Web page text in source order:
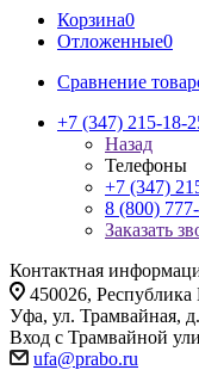
Корзина0
Отложенные0
Сравнение
+7 (347) 215-18-
Назад
Телефоны
+7 (347)
8 (800)
Заказать
Контактная
450026, Республика
Уфа, ул. Трамвайная,
Вход с Трамвайной
ufa@prabo.ru